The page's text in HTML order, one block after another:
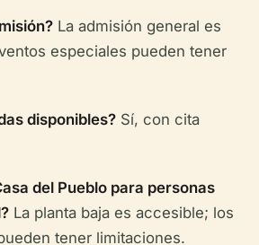
La admisión general es
especiales pueden tener
disponibles? Sí, con cita
del Pueblo para personas
La planta baja es accesible; los
tener limitaciones.